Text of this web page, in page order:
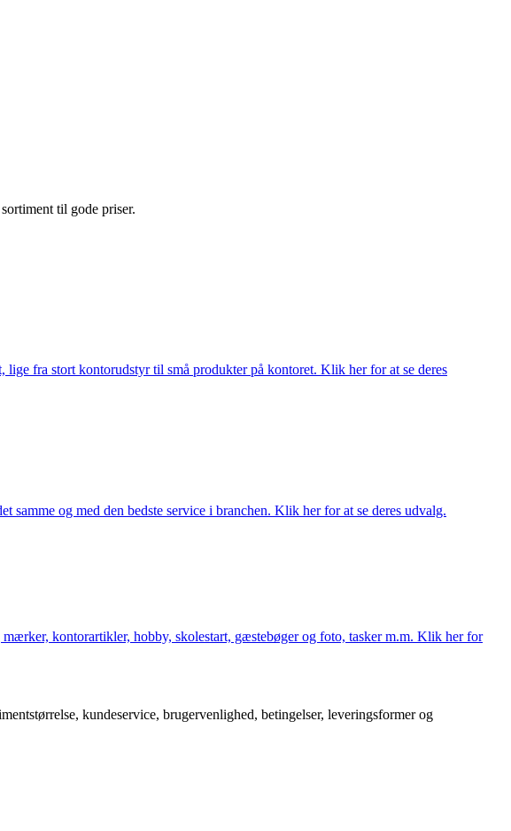
til gode priser.
fra stort kontorudstyr til små produkter på kontoret. Klik her for at se deres
og med den bedste service i branchen. Klik her for at se deres udvalg.
kontorartikler, hobby, skolestart, gæstebøger og foto, tasker m.m. Klik her for
kundeservice, brugervenlighed, betingelser, leveringsformer og